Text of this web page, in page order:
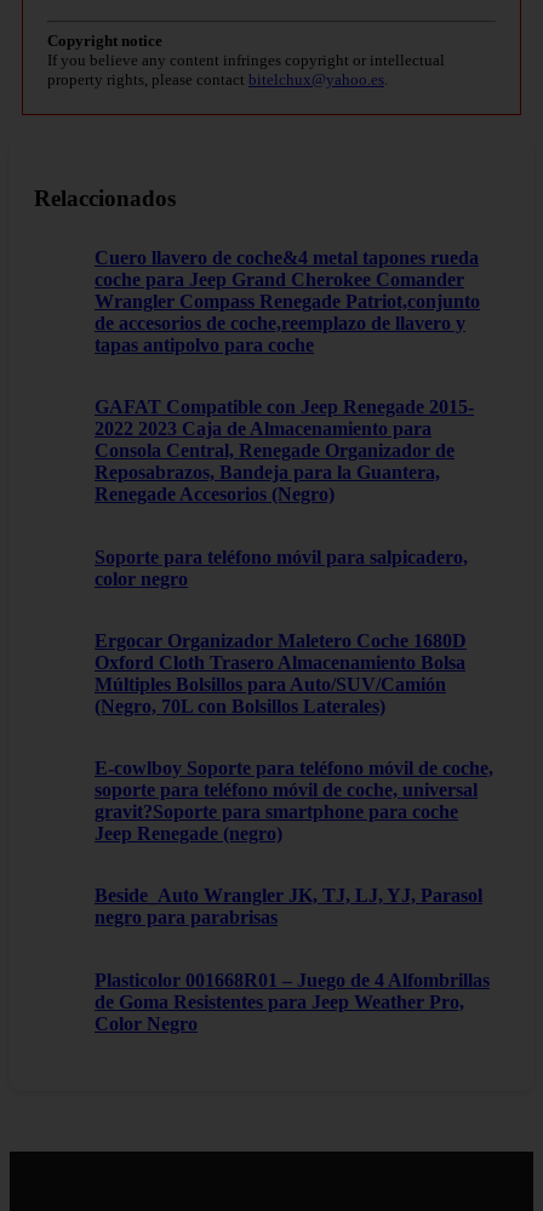
Copyright notice
If you believe any content infringes copyright or intellectual
property rights, please contact bitelchux@yahoo.es
Relaccionados
Cuero llavero de coche&4 metal tapones rueda
coche para Jeep Grand Cherokee Comander
Wrangler Compass Renegade Patriot,conjunto
de accesorios de coche,reemplazo de llavero y
tapas antipolvo para coche
GAFAT Compatible con Jeep Renegade 2015-
2022 2023 Caja de Almacenamiento para
Consola Central, Renegade Organizador de
Reposabrazos, Bandeja para la Guantera,
Renegade Accesorios (Negro)
Soporte para teléfono móvil para salpicadero,
color negro
Ergocar Organizador Maletero Coche 1680D
Oxford Cloth Trasero Almacenamiento Bolsa
Múltiples Bolsillos para Auto/SUV/Camión
(Negro, 70L con Bolsillos Laterales)
E-cowlboy Soporte para teléfono móvil de coche,
soporte para teléfono móvil de coche, universal
gravit?Soporte para smartphone para coche
Jeep Renegade (negro)
Beside_Auto Wrangler JK, TJ, LJ, YJ, Parasol
negro para parabrisas
Plasticolor 001668R01 – Juego de 4 Alfombrillas
de Goma Resistentes para Jeep Weather Pro,
Color Negro